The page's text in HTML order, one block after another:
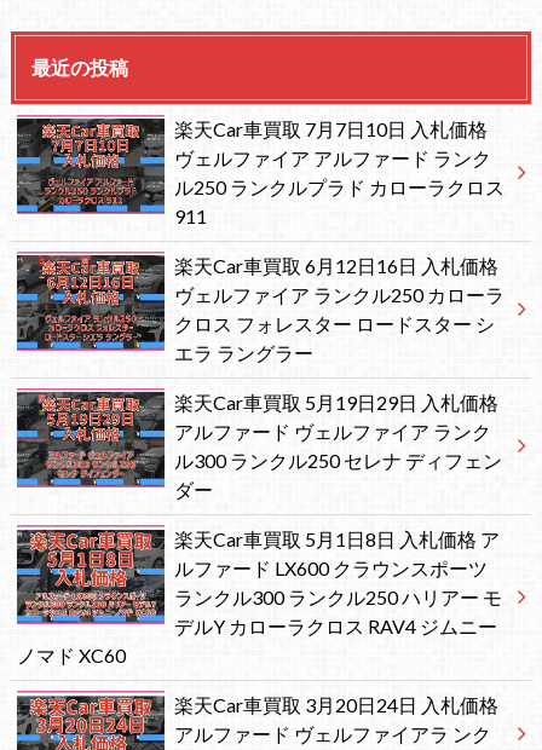
最近の投稿
楽天Car車買取 7月7日10日 入札価格
ヴェルファイア アルファード ランク
ル250 ランクルプラド カローラクロス
911
楽天Car車買取 6月12日16日 入札価格
ヴェルファイア ランクル250 カローラ
クロス フォレスター ロードスター シ
エラ ラングラー
楽天Car車買取 5月19日29日 入札価格
アルファード ヴェルファイア ランク
ル300 ランクル250 セレナ ディフェン
ダー
楽天Car車買取 5月1日8日 入札価格 ア
ルファード LX600 クラウンスポーツ
ランクル300 ランクル250 ハリアー モ
デルY カローラクロス RAV4 ジムニー
ノマド XC60
楽天Car車買取 3月20日24日 入札価格
アルファード ヴェルファイアラ ンク